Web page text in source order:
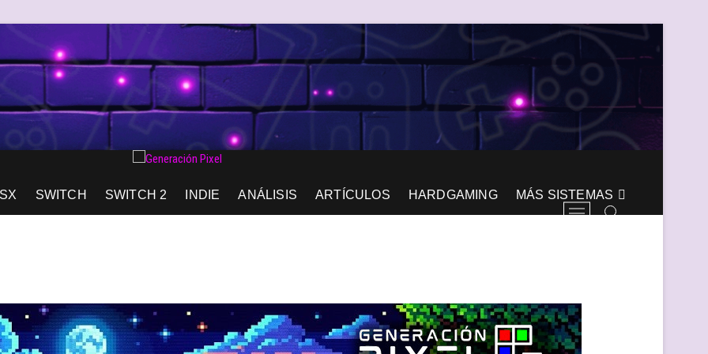
SWITCH SWITCH 2 INDIE ANÁLISIS ARTÍCULOS HARDGAMING MÁS SISTEMAS
B
e
l